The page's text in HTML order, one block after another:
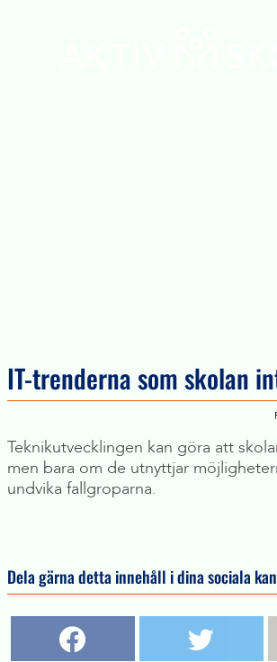
IT-trenderna som skolan
Teknikutvecklingen kan göra att
men bara om de utnyttjar
undvika fallgroparna.
Dela gärna detta innehåll i dina sociala